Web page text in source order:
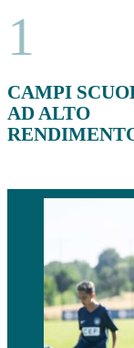
1
CAMPI
AD ALTO